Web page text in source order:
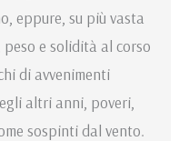
eppure, su più vasta
peso e solidità al corso
di avvenimenti
altri anni, poveri,
sospinti dal vento.